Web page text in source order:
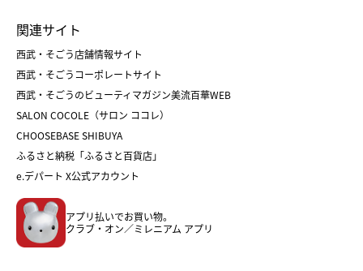
父の日
クリスマスケーキ
ホワイトデー
菓子折り
和菓子
人気のギフト
バレンタイン
ホワイトデー
おせち
フード
ホーム・キッチン＆アート
関連サイト
西武・そごう店舗情報サイト
西武・そごうコーポレートサイト
西武・そごうのビューティマガジン美流百華WEB
SALON COCOLE（サロン ココレ）
CHOOSEBASE SHIBUYA
ふるさと納税「ふるさと百貨店」
e.デパート X公式アカウント
アプリ払いでお買い物。
クラブ・オン／ミレニアム アプリ